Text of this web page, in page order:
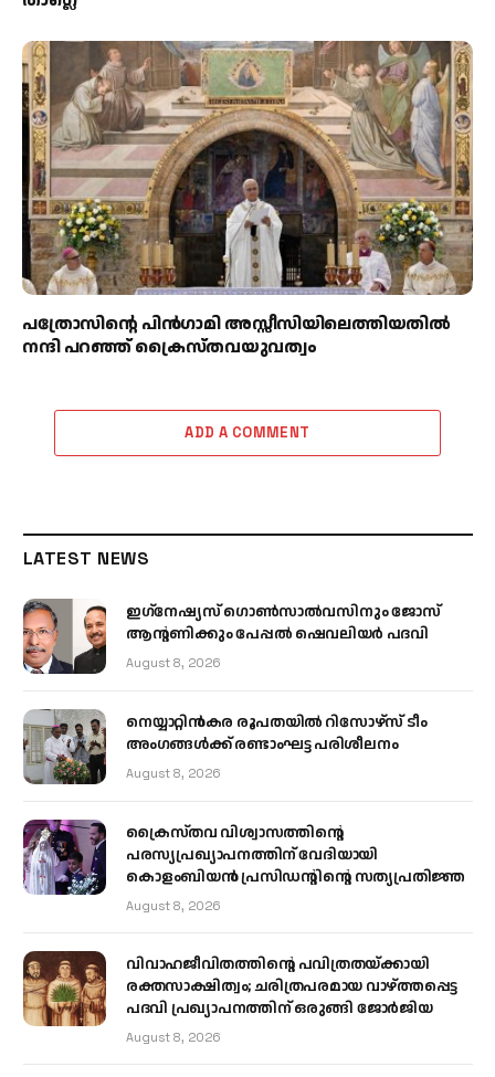
പത്രോസിന്റെ പിൻഗാമി അസ്സീസിയിലെത്തിയതിൽ
നന്ദി പറഞ്ഞ് ക്രൈസ്തവയുവത്വം
ADD A COMMENT
LATEST NEWS
ഇഗ്‌നേഷ്യസ് ഗൊൺസാൽവസിനും ജോസ്
ആന്റണിക്കും പേപ്പൽ ഷെവലിയർ പദവി
August 8, 2026
നെയ്യാറ്റിൻകര രൂപതയിൽ റിസോഴ്സ് ടീം
അംഗങ്ങൾക്ക് രണ്ടാംഘട്ട പരിശീലനം
August 8, 2026
ക്രൈസ്തവ വിശ്വാസത്തിന്റെ
പരസ്യപ്രഖ്യാപനത്തിന് വേദിയായി
കൊളംബിയൻ പ്രസിഡന്റിന്റെ സത്യപ്രതിജ്ഞ
August 8, 2026
വിവാഹജീവിതത്തിന്റെ പവിത്രതയ്ക്കായി
രക്തസാക്ഷിത്വം; ചരിത്രപരമായ വാഴ്ത്തപ്പെട്ട
പദവി പ്രഖ്യാപനത്തിന് ഒരുങ്ങി ജോര്‍ജിയ
August 8, 2026